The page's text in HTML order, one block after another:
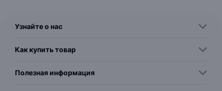
Узнайте о нас
Как купить товар
Полезная информация